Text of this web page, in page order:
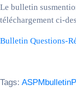
Le bulletin
téléchargement ci-
Bulletin Questions-
Tags: ASPMbulletin